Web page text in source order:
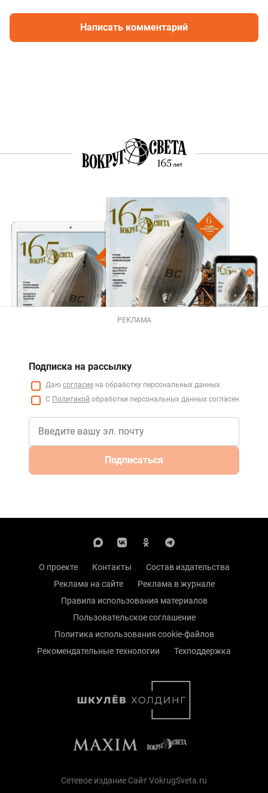
Написать комментарий
РЕКЛАМА
Подписка на рассылку
Даю согласие на обработку персональных данных
С Политикой обработки персональных данных согласен
Подписаться
О проекте Контакты
Состав издательства
Реклама на сайте
Реклама в журнале
Правила использования материалов
Пользовательское соглашение
Политика использования cookie-файлов
Рекомендательные технологии
Техподдержка
Сетевое издание Сайт VokrugSveta.ru